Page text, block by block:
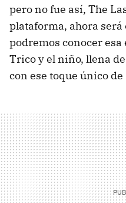
pero no fue así, The
plataforma, ahora será
podremos conocer
Trico y el niño, llena
con ese toque único